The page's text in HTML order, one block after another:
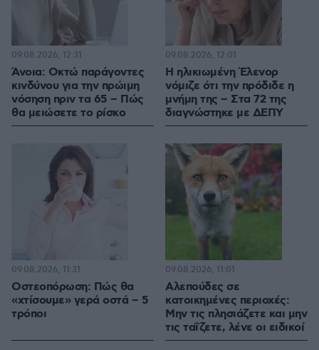
Άνοια: Οκτώ παράγοντες
κινδύνου για την πρώιμη
νόσηση πριν τα 65 – Πώς
θα μειώσετε το ρίσκο
09.08.2026, 12:31
Η ηλικιωμένη Έλενορ
νόμιζε ότι την πρόδιδε η
μνήμη της – Στα 72 της
διαγνώστηκε με ΔΕΠΥ
09.08.2026, 12:01
Οστεοπόρωση: Πώς θα
«χτίσουμε» γερά οστά – 5
τρόποι
09.08.2026, 11:31
Αλεπούδες σε
κατοικημένες περιοχές:
Μην τις πλησιάζετε και μην
τις ταΐζετε, λένε οι ειδικοί
09.08.2026, 11:01